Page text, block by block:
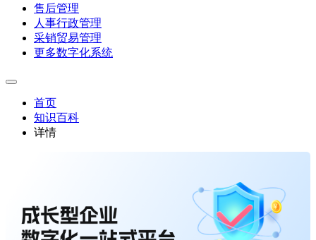
售后管理
人事行政管理
采销贸易管理
更多数字化系统
首页
知识百科
详情